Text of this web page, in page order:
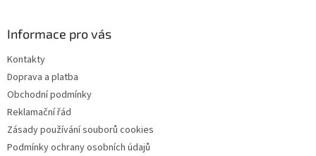
Informace pro vás
Kontakty
Doprava a platba
Obchodní podmínky
Reklamační řád
Zásady používání souborů cookies
Podmínky ochrany osobních údajů